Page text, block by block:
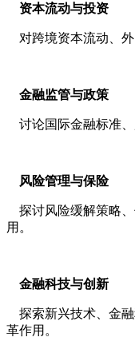
资本流动与投资
对跨境资本流动、外
金融监管与政策
讨论国际金融标准、
风险管理与保险
探讨风险缓解策略
用。
金融科技与创新
探索新兴技术、金
革作用。